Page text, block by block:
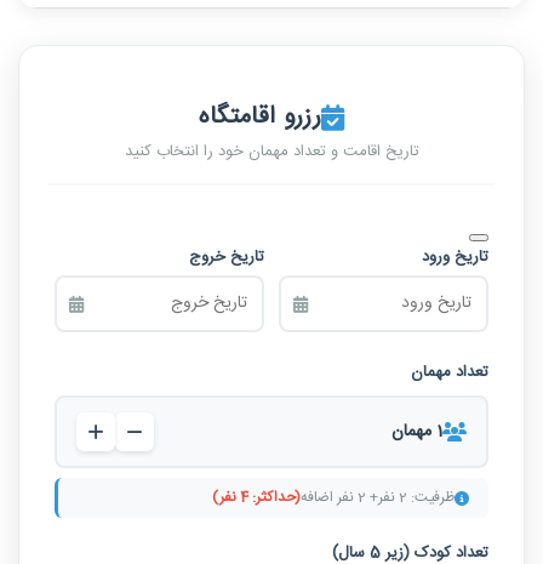
رزرو اقامتگاه
تاریخ اقامت و تعداد مهمان خود را انتخاب کنید
تاریخ ورود تاریخ خروج
تعداد مهمان
1 مهمان
ظرفیت: 2 نفر + 2 نفر اضافه (حداکثر: 4 نفر)
تعداد کودک (زیر 5 سال)